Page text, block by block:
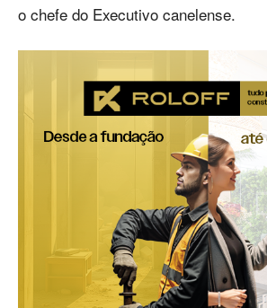
o chefe do Executivo canelense.